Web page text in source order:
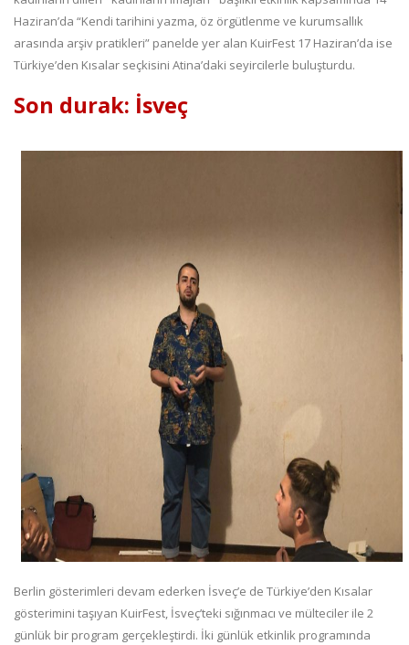
Haziran’da “Kendi tarihini yazma, öz örgütlenme ve kurumsallık
arasında arşiv pratikleri” panelde yer alan KuirFest 17 Haziran’da ise
Türkiye’den Kısalar seçkisini Atina’daki seyircilerle buluşturdu.
Son durak: İsveç
Berlin gösterimleri devam ederken İsveç’e de Türkiye’den Kısalar
gösterimini taşıyan KuirFest, İsveç’teki sığınmacı ve mülteciler ile 2
günlük bir program gerçekleştirdi. İki günlük etkinlik programında